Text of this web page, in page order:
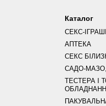
Каталог
СЕКС-
АПТЕКА
СЕКС
САДО-
ТЕСТЕРА І